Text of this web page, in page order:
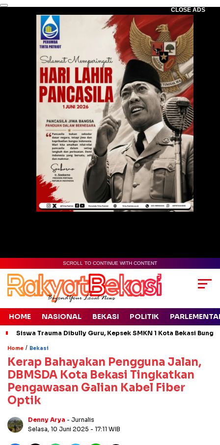
CLOSE ADS
SCROLL TO CONTINUE WITH CONTENT
HOME NASIONAL BEKASI POLITIK
Siswa Trauma Dibully Guru, Kepsek SMKN 1 Kota Bekasi
Home / Bekasi
Kerap Bahayakan Pengguna Jalan,
DBMSDA Kota Bekasi Tingkatkan
Pengawasan Galian Kabel Fiber
Optik
Denny Arya - Jurnalis
Selasa, 10 Juni 2025 - 17:11 WIB